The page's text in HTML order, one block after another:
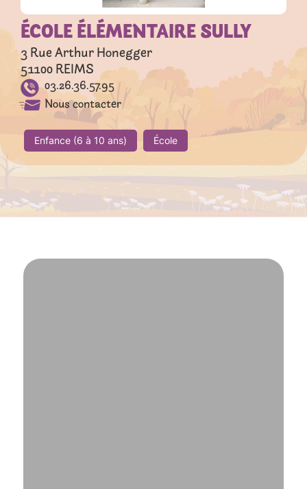
ÉCOLE ÉLÉMENTAIRE SULLY
3 Rue Arthur Honegger
51100REIMS
03.26.36.57.95
Nous contacter
Enfance (6 à 10 ans) École